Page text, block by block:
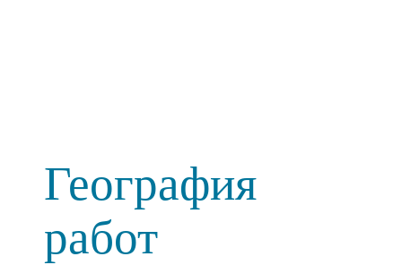
География
работ